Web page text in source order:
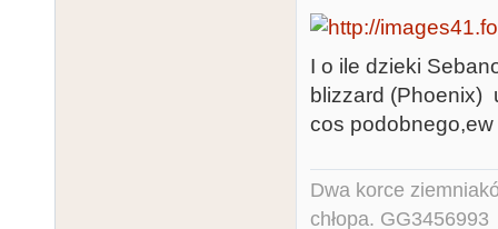
I o ile dzieki
blizzard (Phoenix)
cos
Dwa korce
chłopa. GG3456993